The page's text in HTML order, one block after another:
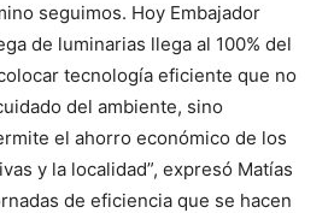
seguimos. Hoy Embajador
de luminarias llega al 100% del
tecnología eficiente que no
del ambiente, sino
el ahorro económico de los
y la localidad”, expresó Matías
de eficiencia que se hacen